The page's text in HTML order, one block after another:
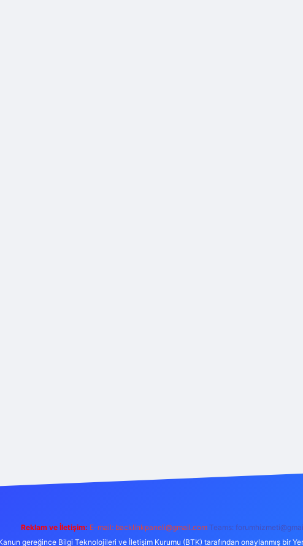
Reklam ve İletişim: E-mail: backlinkpaneli@gmail.com Teams:
gereğince Bilgi Teknolojileri ve İletişim Kurumu (BTK) tarafından onaylanmış